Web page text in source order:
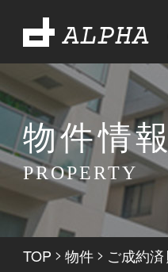
ALPHA
物件情報
PROPERTY
TOP > 物件 > ご成約済